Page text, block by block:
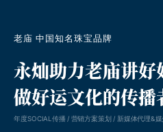
老庙 中国知名珠宝品牌
永灿助力老庙讲好
做好运文化的传播
年度SOCIAL传播 / 营销方案策划 / 新媒体代理&